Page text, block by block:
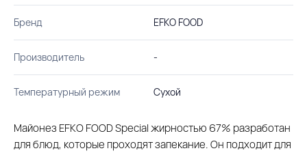
Бренд EFKO FOOD
Производитель -
Температурный режим Сухой
Майонез EFKO FOOD Special жирностью 67% разработан
для блюд, которые проходят запекание. Он подходит для